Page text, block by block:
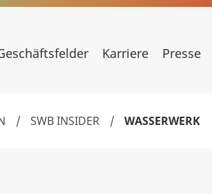
Karriere Presse
/ SWB INSIDER / WASSERWERK